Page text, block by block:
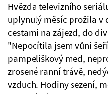
Hvězda televizního
uplynulý měsíc prožila
cestami na zájezd, do
"Nepocítila jsem vůni
pampeliškový med,
zrosené ranní trávě,
vzduch. Hodiny sezení,